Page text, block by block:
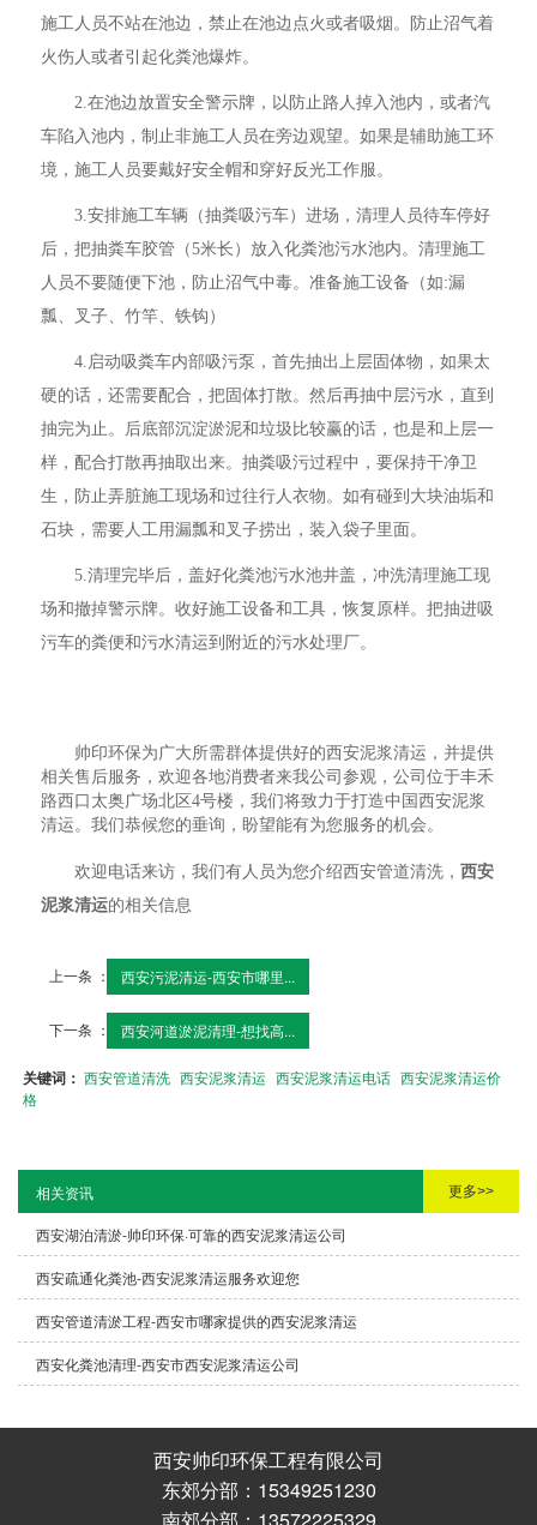
施工人员不站在池边，禁止在池边点火或者吸烟。防止沼气着
火伤人或者引起化粪池爆炸。
2.在池边放置安全警示牌，以防止路人掉入池内，或者汽
车陷入池内，制止非施工人员在旁边观望。如果是辅助施工环
境，施工人员要戴好安全帽和穿好反光工作服。
3.安排施工车辆（抽粪吸污车）进场，清理人员待车停好
后，把抽粪车胶管（5米长）放入化粪池污水池内。清理施工
人员不要随便下池，防止沼气中毒。准备施工设备（如:漏
瓢、叉子、竹竿、铁钩）
4.启动吸粪车内部吸污泵，首先抽出上层固体物，如果太
硬的话，还需要配合，把固体打散。然后再抽中层污水，直到
抽完为止。后底部沉淀淤泥和垃圾比较赢的话，也是和上层一
样，配合打散再抽取出来。抽粪吸污过程中，要保持干净卫
生，防止弄脏施工现场和过往行人衣物。如有碰到大块油垢和
石块，需要人工用漏瓢和叉子捞出，装入袋子里面。
5.清理完毕后，盖好化粪池污水池井盖，冲洗清理施工现
场和撤掉警示牌。收好施工设备和工具，恢复原样。把抽进吸
污车的粪便和污水清运到附近的污水处理厂。
帅印环保为广大所需群体提供好的西安泥浆清运，并提供
相关售后服务，欢迎各地消费者来我公司参观，公司位于丰禾
路西口太奥广场北区4号楼，我们将致力于打造中国西安泥浆
清运。我们恭候您的垂询，盼望能有为您服务的机会。
欢迎电话来访，我们有人员为您介绍西安管道清洗， 西安
泥浆清运的相关信息
上一条 ： 西安污泥清运-西安市哪里...
下一条 ： 西安河道淤泥清理-想找高...
关键词：西安管道清洗 西安泥浆清运 西安泥浆清运电话 西安泥浆清运价
格
相关资讯 更多>>
西安湖泊清淤-帅印环保·可靠的西安泥浆清运公司
西安疏通化粪池-西安泥浆清运服务欢迎您
西安管道清淤工程-西安市哪家提供的西安泥浆清运
西安化粪池清理-西安市西安泥浆清运公司
西安帅印环保工程有限公司
东郊分部：15349251230